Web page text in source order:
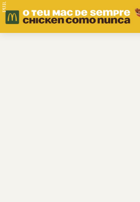
PUB.